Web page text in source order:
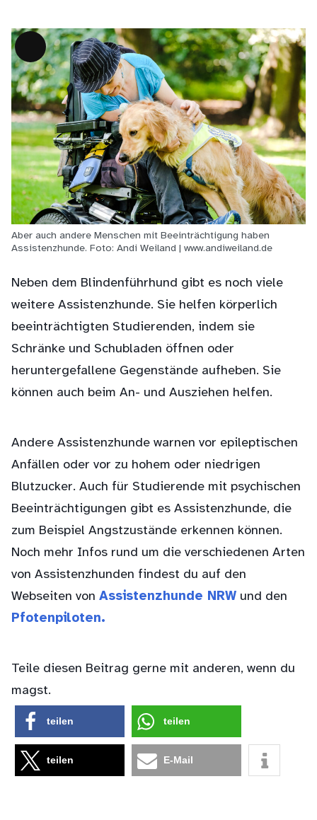
Lange
Beschreibung
Aber auch andere Menschen mit Beeinträchtigung haben
Assistenzhunde. Foto: Andi Weiland | www.andiweiland.de
Neben dem Blindenführhund gibt es noch viele
weitere Assistenzhunde. Sie helfen körperlich
beeinträchtigten Studierenden, indem sie
Schränke und Schubladen öffnen oder
heruntergefallene Gegenstände aufheben. Sie
können auch beim An- und Ausziehen helfen.
Andere Assistenzhunde warnen vor epileptischen
Anfällen oder vor zu hohem oder niedrigen
Blutzucker. Auch für Studierende mit psychischen
Beeinträchtigungen gibt es Assistenzhunde, die
zum Beispiel Angstzustände erkennen können.
Noch mehr Infos rund um die verschiedenen Arten
von Assistenzhunden findest du auf den
Webseiten von Assistenzhunde NRW und den
Pfotenpiloten.
Teile diesen Beitrag gerne mit anderen, wenn du
magst.
teilen teilen
teilen E-Mail